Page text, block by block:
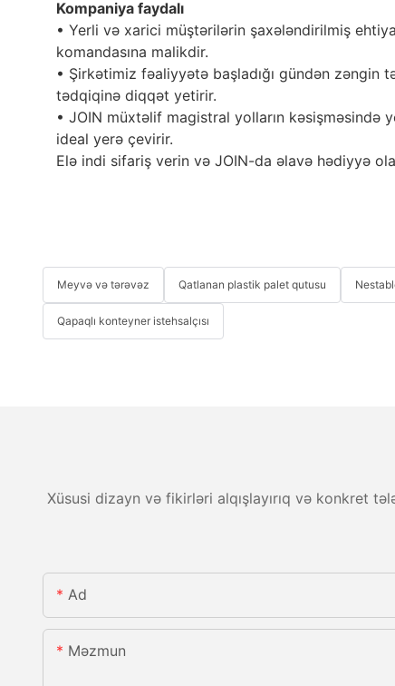
Kompaniya faydalı
• Yerli və xarici müştərilərin şaxələndirilmiş
komandasına malikdir.
• Şirkətimiz fəaliyyətə başladığı gündən zəngin
tədqiqinə diqqət yetirir.
• JOIN müxtəlif magistral yolların kəsişməsində
ideal yerə çevirir.
Elə indi sifariş verin və JOIN-da əlavə hədiyyə
Meyvə və tərəvəz Qatlanan plastik palet qutusu
Qapaqlı konteyner istehsalçısı
Xüsusi dizayn və fikirləri alqışlayırıq və konkret
Ad
Məzmun